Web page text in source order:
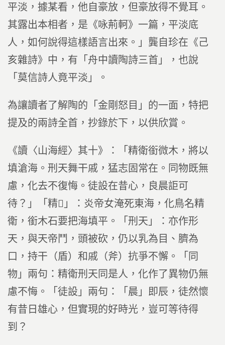
平淡，據某看，他自豪放，但豪放得不覺耳。
其露出本相者，是《咏荊軻》一篇，平淡底
人，如何說得這樣語言出來。」龔自珍在《己
亥雜詩》中，有「舟中讀陶詩三首」，也說
「莫信詩人竟平淡」。
為讓讀者了解陶的「金剛怒目」的一面，特把
提及的兩詩全首，抄錄於下，以供欣賞。
《讀〈山海經〉其十》：「精衛銜微木，將以
填滄海。刑天舞干戚，猛志固常在。同物既無
慮，化去不復悔。徒設在昔心，良晨詎可
待？」「精」：炎帝女淹死東海，化鳥名精
衛，銜木石要把海填平。「刑天」：亦作形
天，與天帝鬥，頭被砍，仍以乳為目、臍為
口，持干（盾）和戚（斧）抗爭不懈。「同
物」兩句：精衛刑天同是人，化作了異物仍無
慮不悔。「徒設」兩句：「晨」即辰，徒然懷
有昔日雄心，但實現的好時光，豈可等待得
到？